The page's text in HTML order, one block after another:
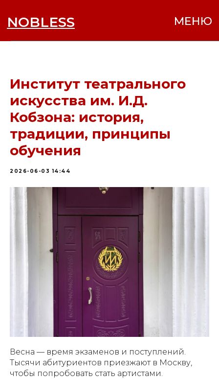
NOBLESS
Институт театрального
искусства им. И.Д.
Кобзона: история,
традиции, принципы
обучения
2026-06-03 14:44
Весна — время экзаменов и поступлений.
Тысячи абитуриентов приезжают в Москву,
чтобы попробовать стать артистами.